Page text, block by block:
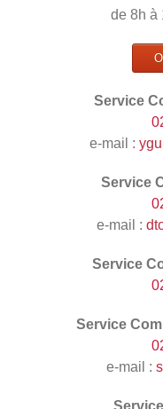
de 8h à
Service
e-mail :
Service
e-mail :
Service
Service
e-mail :